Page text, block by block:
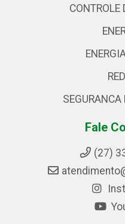
CONTROLE
SEGURANCA
Fale
(27)